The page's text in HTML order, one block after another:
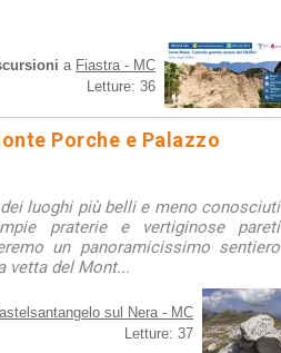
a Fiastra - MC
Letture: 36
Porche e Palazzo
luoghi più belli e meno conosciuti
praterie e vertiginose pareti
un panoramicissimo sentiero
vetta del Mont...
sul Nera - MC
Letture: 37